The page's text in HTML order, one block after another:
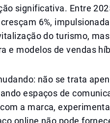
significativa. Entre
6%,
do turismo,
e modelos de vendas
não se trata
espaços de
a marca,
online não pode